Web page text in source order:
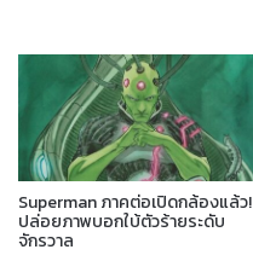
Superman ภาคต่อเปิดกล้องแล้ว!
ปล่อยภาพบอกใบ้ตัวร้ายระดับ
จักรวาล